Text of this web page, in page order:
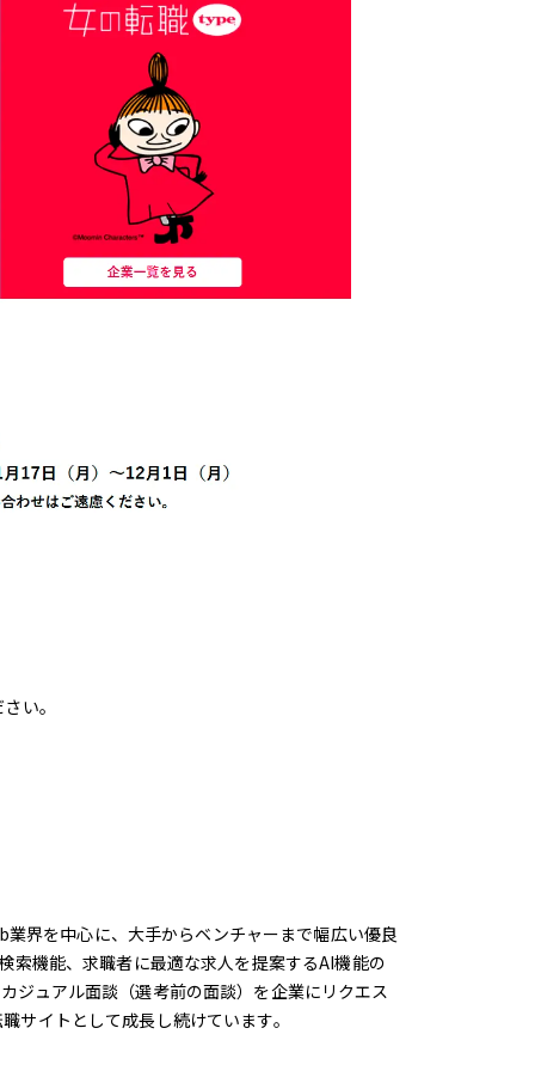
い。
界を中心に、大手からベンチャーまで幅広い優良
索機能、求職者に最適な求人を提案するAI機能の
ジュアル面談（選考前の面談）を企業にリクエス
サイトとして成長し続けています。